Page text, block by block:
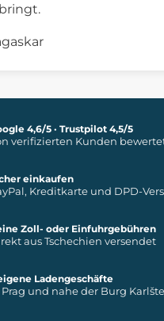
4,6/5 · Trustpilot 4,5/5
verifizierten Kunden
einkaufen
Kreditkarte und DPD-
Zoll- oder Einfuhrgebühren
aus Tschechien versendet
Ladengeschäfte
Prag und nahe der Burg